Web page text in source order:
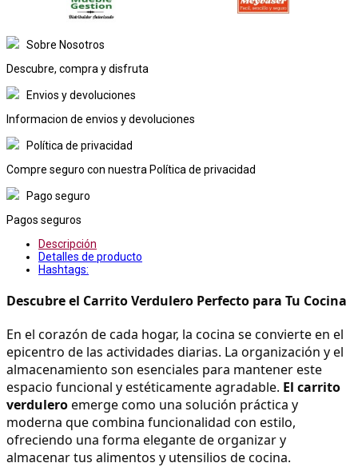
Sobre Nosotros
Descubre, compra y disfruta
Envios y devoluciones
Informacion de envios y devoluciones
Política de privacidad
Compre seguro con nuestra Política de privacidad
Pago seguro
Pagos seguros
Descripción
Detalles de producto
Hashtags:
Descubre el Carrito Verdulero Perfecto para Tu Cocina
En el corazón de cada hogar, la cocina se convierte en el
epicentro de las actividades diarias. La organización y el
almacenamiento son esenciales para mantener este
espacio funcional y estéticamente agradable. El carrito
verdulero emerge como una solución práctica y
moderna que combina funcionalidad con estilo,
ofreciendo una forma elegante de organizar y
almacenar tus alimentos y utensilios de cocina.